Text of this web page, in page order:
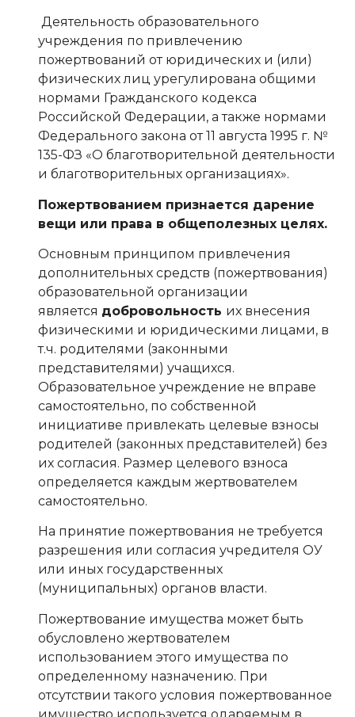
Деятельность образовательного
учреждения по привлечению
пожертвований от юридических и (или)
физических лиц урегулирована общими
нормами Гражданского кодекса
Российской Федерации, а также нормами
Федерального закона от 11 августа 1995 г. №
135-ФЗ «О благотворительной деятельности
и благотворительных организациях».
Пожертвованием признается дарение
вещи или права в общеполезных целях.
Основным принципом привлечения
дополнительных средств (пожертвования)
образовательной организации
является добровольность их внесения
физическими и юридическими лицами, в
т.ч. родителями (законными
представителями) учащихся.
Образовательное учреждение не вправе
самостоятельно, по собственной
инициативе привлекать целевые взносы
родителей (законных представителей) без
их согласия. Размер целевого взноса
определяется каждым жертвователем
самостоятельно.
На принятие пожертвования не требуется
разрешения или согласия учредителя ОУ
или иных государственных
(муниципальных) органов власти.
Пожертвование имущества может быть
обусловлено жертвователем
использованием этого имущества по
определенному назначению. При
отсутствии такого условия пожертвованное